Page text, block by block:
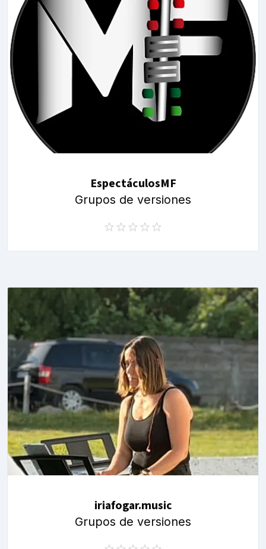
EspectáculosMF
Grupos de versiones
iriafogar.music
Grupos de versiones